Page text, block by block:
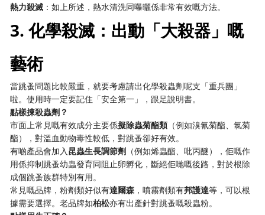
熱力殺滅 ：如上所述，熱水清洗同曝曬係非常有效嘅方法。
3. 化學殺滅：出動「大殺器」嘅
藝術
當跳蚤問題比較嚴重，就要考慮請出化學殺蟲劑呢支「重兵團」
啦。使用時一定要記住「安全第一」，跟足說明書。
點樣揀殺蟲劑？
市面上常見嘅有效成分主要係擬除蟲菊酯類 （例如溴氰菊酯、氯菊
酯），對溫血動物毒性較低，對跳蚤卻好有效。
有啲產品會加入昆蟲生長調節劑 （例如烯蟲酯、吡丙醚），佢嘅作
用係抑制跳蚤幼蟲發育同阻止卵孵化，斷絕佢哋嘅後路，對於根除
成個跳蚤族群特別有用。
常見嘅品牌，粉劑類好似有達爾森 ，噴霧劑類有邦護達等，可以根
據需要選擇。老品牌如柏松亦有出產針對跳蚤嘅殺蟲粉。